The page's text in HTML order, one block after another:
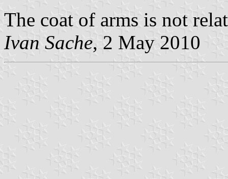
The coat of arms is not
Ivan Sache, 2 May 2010